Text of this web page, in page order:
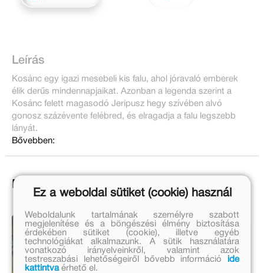
Leírás
Kosánc egy igazi mesebeli kis falu, ahol jóravaló emberek
élik derűs mindennapjaikat. Azonban a legenda szerint a
Kosánc felett magasodó Jeripusz hegy szívében alvó
gonosz százévente felébred, és elragadja a falu legszebb
lányát.
Bővebben:
Ezek is érdekelhetnek!
Ez a weboldal sütiket (cookie) használ
Weboldalunk tartalmának személyre szabott
megjelenítése és a böngészési élmény biztosítása
érdekében sütiket (cookie), illetve egyéb
technológiákat alkalmazunk. A sütik használatára
vonatkozó irányelveinkről, valamint azok
testreszabási lehetőségeiről bővebb információ
ide
kattintvaérhető el.